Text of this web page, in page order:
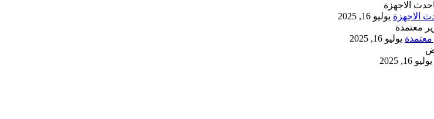
يوليو 16, 2025
يوليو 16, 2025
يوليو 16, 2025